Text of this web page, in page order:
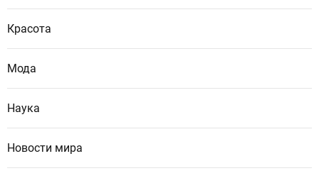
Красота
Мода
Наука
Новости мира